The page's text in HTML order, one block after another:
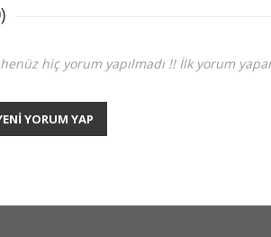
hiç yorum yapılmadı !! İlk yorum
YORUM YAP